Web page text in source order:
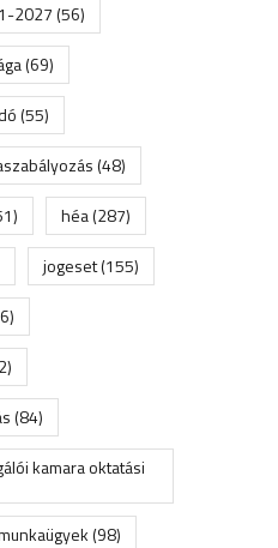
2027(56)
(69)
(55)
(48)
héa(287)
jogeset(155)
(84)
kamara oktatási
(98)